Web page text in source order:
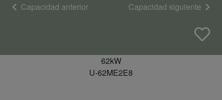
Capacidad anterior Capacidad siguiente
62kW
U-62ME2E8